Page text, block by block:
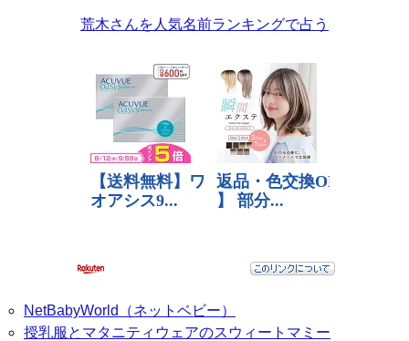
荒木さんを人気名前ランキングで占う
NetBabyWorld（ネットベビー）
授乳服とマタニティウェアのスウィートマミー